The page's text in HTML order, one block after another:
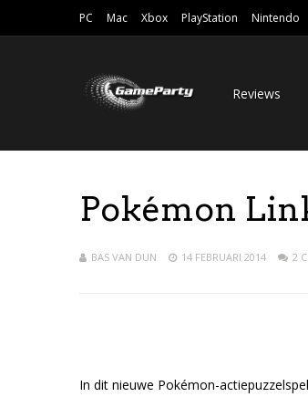
PC Mac Xbox PlayStation Nintendo
Reviews
Pokémon
BAS VAN DUN 14 FEBRUARI 2014 2
In dit nieuwe Pokémon-